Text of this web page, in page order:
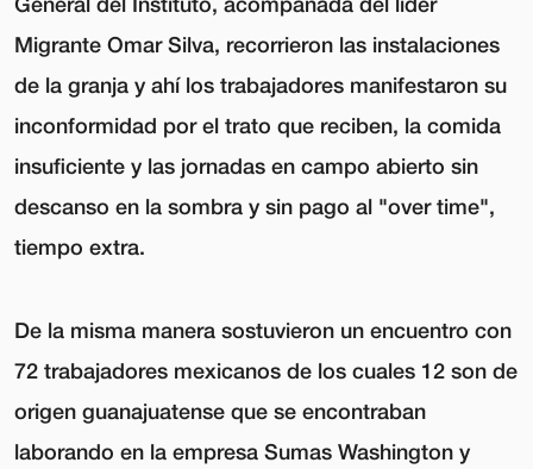
Migrante Omar Silva, recorrieron las instalaciones
de la granja y ahí los trabajadores manifestaron su
inconformidad por el trato que reciben, la comida
insuficiente y las jornadas en campo abierto sin
descanso en la sombra y sin pago al "over time",
tiempo extra.
De la misma manera sostuvieron un encuentro con
72 trabajadores mexicanos de los cuales 12 son de
origen guanajuatense que se encontraban
laborando en la empresa Sumas Washington y